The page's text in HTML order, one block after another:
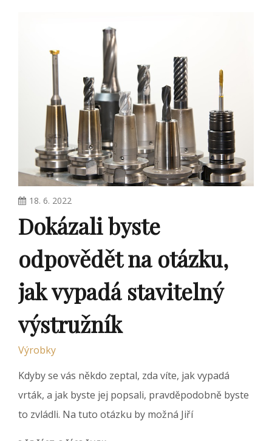
18. 6. 2022
Dokázali byste
odpovědět na otázku,
jak vypadá stavitelný
výstružník
Výrobky
Kdyby se vás někdo zeptal, zda víte, jak vypadá
vrták, a jak byste jej popsali, pravděpodobně byste
to zvládli. Na tuto otázku by možná Jiří